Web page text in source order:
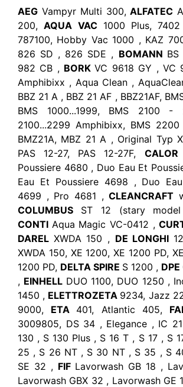
AEG Vampyr Multi 300,ALFATEC
200,AQUA VAC1000 Plus, 7402
787100, Hobby Vac 1000 , KAZ
826 SD , 826 SDE , BOMANN
982 CB , BORKVC 9618 GY , VC
Amphibixx , Aqua Clean ,
BBZ 21 A , BBZ 21 AF , BBZ21AF,
BMS 1000...1999, BMS 2100
2100...2299 Amphibixx, BMS
BMZ21A, MBZ 21 A , Original Typ
PAS 12-27, PAS 12-27F, CALOR
Poussiere 4680 , Duo Eau Et
Eau Et Poussiere 4698 , Duo
4699 , Pro 4681 ,CLEANCRAFT
COLUMBUS ST 12 (stary
CONTI Aqua Magic VC-0412 ,
DAREL XWDA 150 , DE LONGHI
XWDA 150, XE 1200, XE 1200 PD,
1200 PD, DELTA SPIRE S 1200 , DPE
, EINHELL DUO 1100, DUO 1250 ,
1450 , ELETTROZETA 9234, Jazz
9000, ETA 401, Atlantic 405,
3009805, DS 34 , Elegance , IC
130 , S 130 Plus , S 16 T , S 17 , S
25 , S 26 NT , S 30 NT , S 35 , S
SE 32 , FIF Lavorwash GB 18 ,
Lavorwash GBX 32 , Lavorwash GE